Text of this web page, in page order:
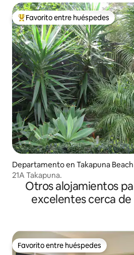
Favorito entre los huéspedes más
Favorito entre huéspedes
Departamento en Takapuna Beach
21A Takapuna.
Otros alojamientos
excelentes cerca de
Favorito entre huéspedes
Favorito entre huéspedes